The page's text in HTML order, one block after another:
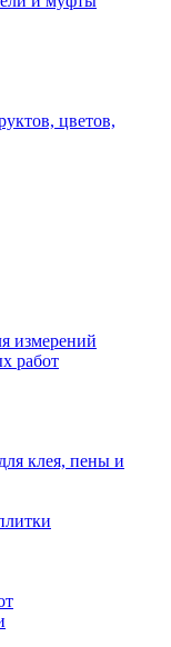
цветов,
измерений
работ
клея, пены и